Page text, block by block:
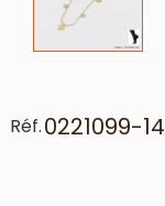
Réf.0221099-14